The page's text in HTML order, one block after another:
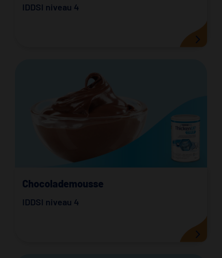
IDDSI niveau 4
Chocolademousse
IDDSI niveau 4